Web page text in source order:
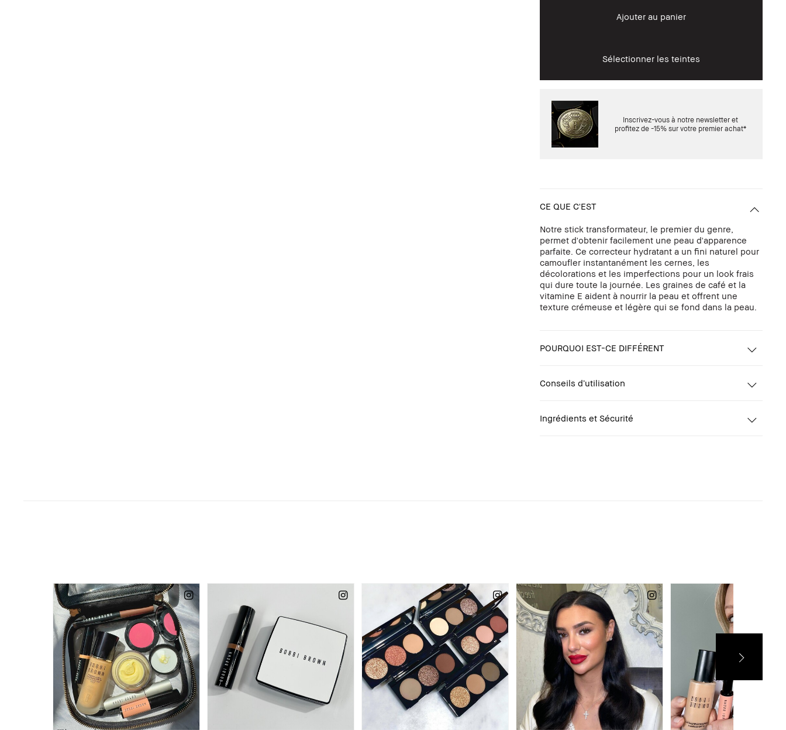
Ajouter au panier
Sélectionner les teintes
Inscrivez-vous à notre newsletter et
profitez de -15% sur votre premier achat*
CE QUE C'EST
Notre stick transformateur, le premier du genre,
permet d'obtenir facilement une peau d'apparence
parfaite. Ce correcteur hydratant a un fini naturel pour
camoufler instantanément les cernes, les
décolorations et les imperfections pour un look frais
qui dure toute la journée. Les graines de café et la
vitamine E aident à nourrir la peau et offrent une
texture crémeuse et légère qui se fond dans la peau.
POURQUOI EST-CE DIFFÉRENT
Conseils d’utilisation
Ingrédients et Sécurité